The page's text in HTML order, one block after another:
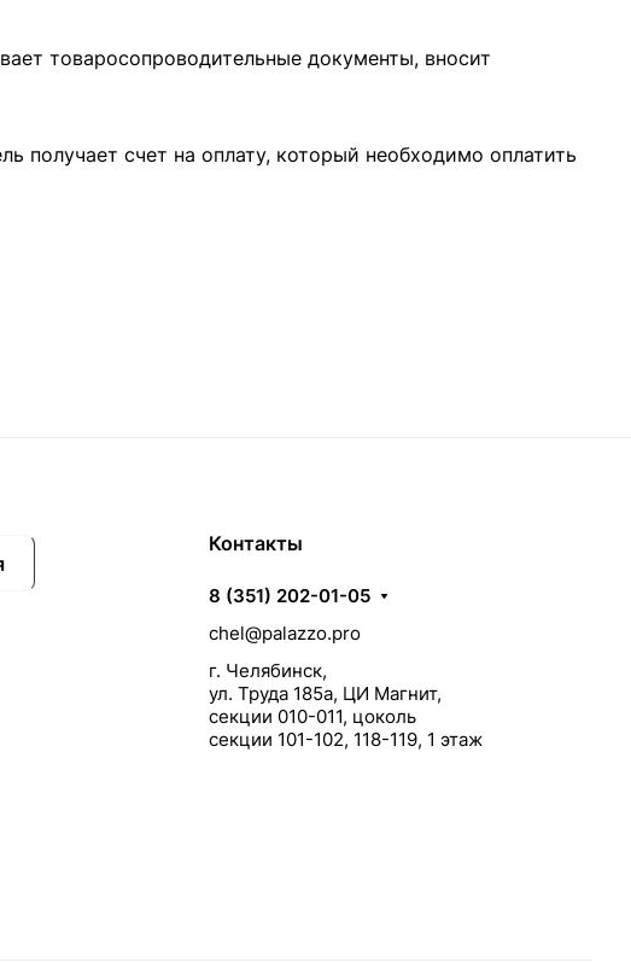
товаросопроводительные документы, вносит
получает счет на оплату, который необходимо оплатить
Контакты
8 (351) 202-01-05
chel@palazzo.pro
г. Челябинск,
ул. Труда 185а, ЦИ Магнит,
секции 010-011, цоколь
секции 101-102, 118-119, 1 этаж